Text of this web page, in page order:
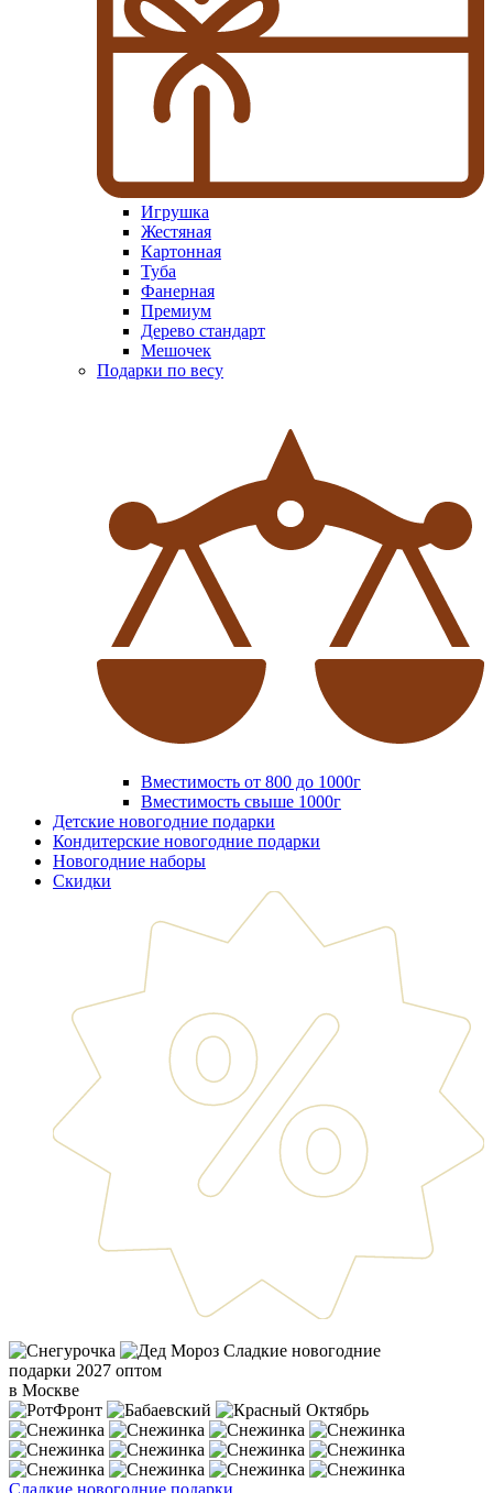
Игрушка
Жестяная
Картонная
Туба
Фанерная
Премиум
Дерево стандарт
Мешочек
Подарки по весу
Вместимость от 800 до 1000г
Вместимость свыше 1000г
Детские новогодние подарки
Кондитерские новогодние подарки
Новогодние наборы
Скидки
Сладкие новогодние
подарки 2027 оптом
в Москве